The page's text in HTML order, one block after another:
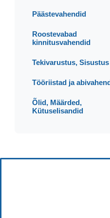
Päästevahendid
Roostevabad
kinnitusvahendid
Tekivarustus, Sisustus
Tööriistad ja
Õlid, Määrded,
Kütuselisandid